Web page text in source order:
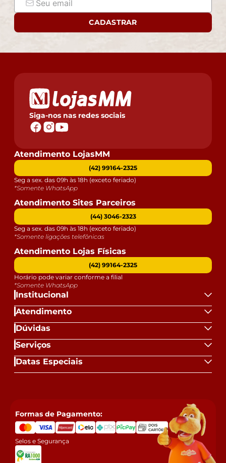
CADASTRAR
Siga-nos nas redes sociais
Institucional
Atendimento
Dúvidas
Serviços
Datas Especiais
Atendimento LojasMM
(42) 99164-2325
Seg a sex. das 09h às 18h (exceto feriado)
*Somente WhatsApp
Atendimento Sites Parceiros
(44) 3046-2323
Seg a sex. das 09h às 18h (exceto feriado)
*Somente ligações telefônicas
Atendimento Lojas Físicas
(42) 99164-2325
Horário pode variar conforme a filial
*Somente WhatsApp
Formas de Pagamento:
Selos e Segurança